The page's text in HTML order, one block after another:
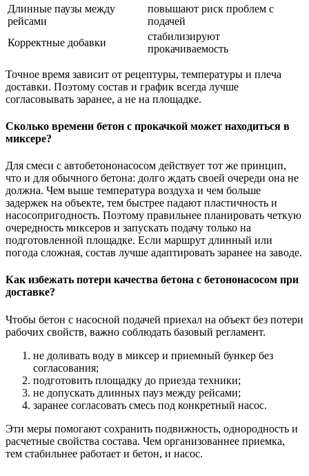
Длинные паузы между
рейсами
повышают риск проблем с
подачей
Корректные добавки
стабилизируют
прокачиваемость
Точное время зависит от рецептуры, температуры и плеча
доставки. Поэтому состав и график всегда лучше
согласовывать заранее, а не на площадке.
Сколько времени бетон с прокачкой может находиться в
миксере?
Для смеси с автобетононасосом действует тот же принцип,
что и для обычного бетона: долго ждать своей очереди она не
должна. Чем выше температура воздуха и чем больше
задержек на объекте, тем быстрее падают пластичность и
насосопригодность. Поэтому правильнее планировать четкую
очередность миксеров и запускать подачу только на
подготовленной площадке. Если маршрут длинный или
погода сложная, состав лучше адаптировать заранее на заводе.
Как избежать потери качества бетона с бетононасосом при
доставке?
Чтобы бетон с насосной подачей приехал на объект без потери
рабочих свойств, важно соблюдать базовый регламент.
не доливать воду в миксер и приемный бункер без
согласования;
подготовить площадку до приезда техники;
не допускать длинных пауз между рейсами;
заранее согласовать смесь под конкретный насос.
Эти меры помогают сохранить подвижность, однородность и
расчетные свойства состава. Чем организованнее приемка,
тем стабильнее работает и бетон, и насос.